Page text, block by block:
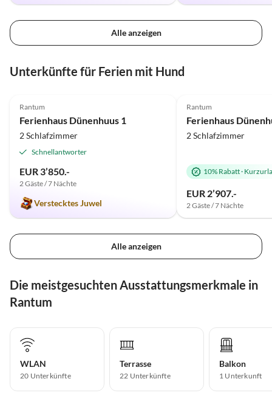
Alle anzeigen
Unterkünfte für Ferien mit Hund
Rantum
Ferienhaus Dünenhuus 1
2 Schlafzimmer
Schnellantworter
EUR 3’850.-
2 Gäste / 7 Nächte
Verstecktes Juwel
Rantum
Ferienhaus
2 Schlafzimmer
10% Rabatt·
EUR 2’907.-
2 Gäste / 7 Nächte
Alle anzeigen
Die meistgesuchten Ausstattungsmerkmale in
Rantum
WLAN
20 Unterkünfte
Terrasse
22 Unterkünfte
Balkon
1 Unterkunft